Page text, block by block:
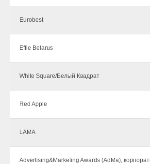
Eurobest
Effie Belarus
White Square/Белый Квадрат
Red Apple
LAMA
Advertising&Marketing Awards (AdMa),